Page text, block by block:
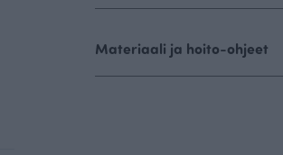
Materiaali ja hoito-ohjeet